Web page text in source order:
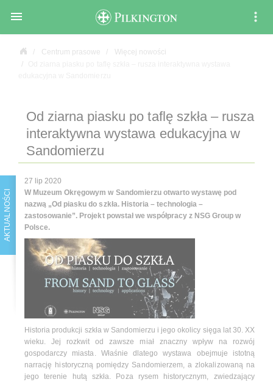

Centrum prasowe
Więcej nowości
Od ziarna piasku po taflę szkła – rusza
interaktywna wystawa edukacyjna w
Sandomierzu
AKTUALNOŚCI
27 lip 2020
W Muzeum Okręgowym w Sandomierzu otwarto wystawę pod
nazwą „Od piasku do szkła. Historia – technologia –
zastosowanie”. Projekt powstał we współpracy z NSG Group w
Polsce.
Historia produkcji szkła w Sandomierzu i jego okolicy sięga lat 30. XX
wieku. Jej rozkwit od zawsze miał znaczny wpływ na rozwój
gospodarczy miasta. Właśnie dlatego wystawa obejmuje istotną
narrację historyczną pomiędzy Sandomierzem, a zlokalizowaną na
jego terenie hutą szkła. Poza rysem historycznym, zwiedzający